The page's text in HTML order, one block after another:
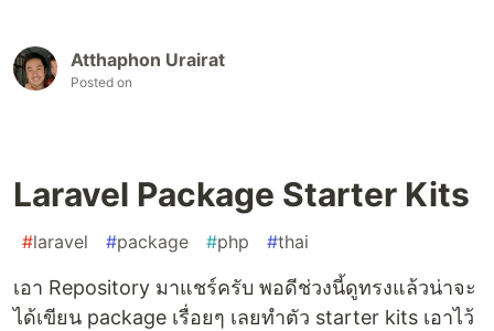
Atthaphon Urairat
Posted on
Laravel Package Starter Kits
#laravel #package #php #thai
เอา Repository มาแชร์ครับ พอดีช่วงนี้ดูทรงแล้วน่าจะ
ได้เขียน package เรื่อยๆ เลยทำตัว starter kits เอาไว้